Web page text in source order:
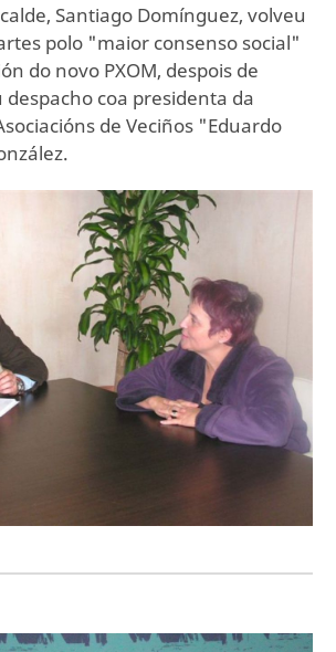
Santiago Domínguez, volveu
polo "maior consenso social"
do novo PXOM, despois de
coa presidenta da
de Veciños "Eduardo